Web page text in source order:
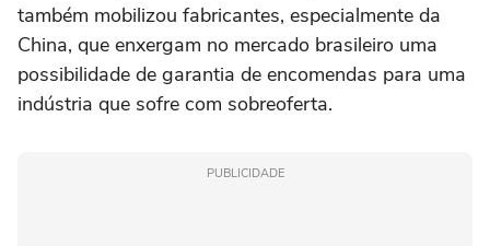
também mobilizou fabricantes, especialmente da
China, que enxergam no mercado brasileiro uma
possibilidade de garantia de encomendas para uma
indústria que sofre com sobreoferta.
PUBLICIDADE